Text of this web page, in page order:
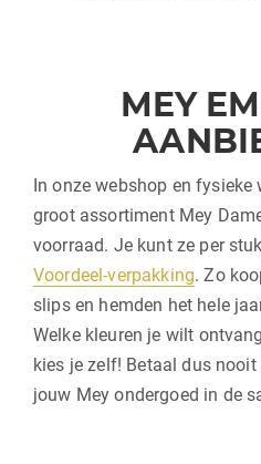
MEY
In onze webshop en fysieke
groot assortiment Mey
voorraad. Je kunt ze per
Voordeel-verpakking. Zo
slips en hemden het hele
Welke kleuren je wilt
kies je zelf! Betaal dus nooit
jouw Mey ondergoed in de